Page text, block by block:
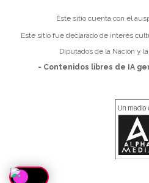
Este sitio cuenta con el
Este sitio fue declarado de interés
Diputados de la Nación y
- Contenidos libres de IA